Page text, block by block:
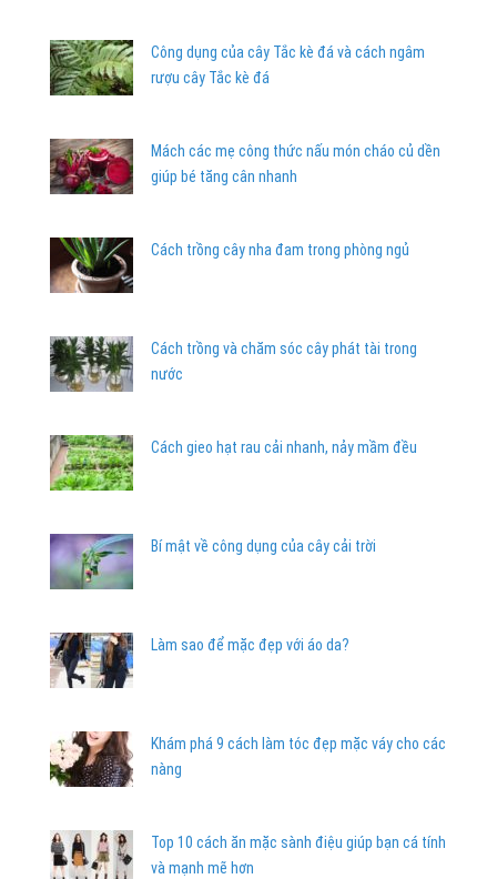
Công dụng của cây Tắc kè đá và cách ngâm
rượu cây Tắc kè đá
Mách các mẹ công thức nấu món cháo củ dền
giúp bé tăng cân nhanh
Cách trồng cây nha đam trong phòng ngủ
Cách trồng và chăm sóc cây phát tài trong
nước
Cách gieo hạt rau cải nhanh, nảy mầm đều
Bí mật về công dụng của cây cải trời
Làm sao để mặc đẹp với áo da?
Khám phá 9 cách làm tóc đẹp mặc váy cho các
nàng
Top 10 cách ăn mặc sành điệu giúp bạn cá tính
và mạnh mẽ hơn